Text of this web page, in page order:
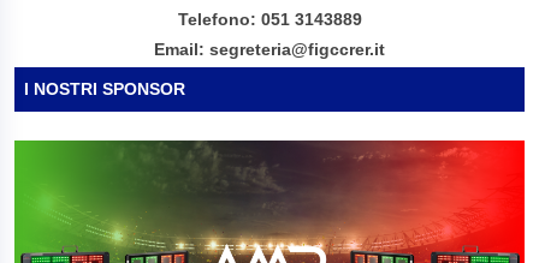
Telefono: 051 3143889
Email: segreteria@figccrer.it
I NOSTRI SPONSOR